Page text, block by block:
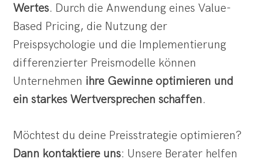
Wertes. Durch die Anwendung eines Value-
Based Pricing, die Nutzung der
Preispsychologie und die Implementierung
differenzierter Preismodelle können
Unternehmen ihre Gewinne optimieren und
ein starkes Wertversprechen schaffen.
Möchtest du deine Preisstrategie optimieren?
Dann kontaktiere uns: Unsere Berater helfen